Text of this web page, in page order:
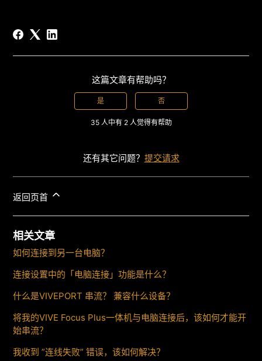
这篇文章有帮助吗？
是 否
35 人中有 2 人觉得有帮助
还有其它问题？ 提交请求
返回页首
相关文章
如何连接到另一台电脑？
连接设置中的「电脑连接」功能是什么？
什么是VIVEPORT 串流？ 兼容什么设备？
将我的VIVE Focus Plus一体机与电脑连接后，该如何才能开
始串流？
我收到 ”连线失败” 错误，该如何解决？